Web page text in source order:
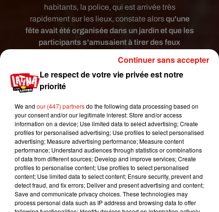
habitants, la police, qui est arrivée très
rapidement sur les lieux, constate alorsqu'une
fête avait été organisée dans un jardin et que les
participants s'amusaient à tirer des feux
Dix fêtards présents
Brent Meuleman, l
(l'équivalent du maire en France, ndlr),
s'est
indigné."La police est intervenue immédiatement
et a dressé des PV. Il y avait dix participants à la
fête. Six habitaient la maison, quatre étaient en
visite chez eux. Alors que tout le monde fournit de
gros efforts et que les professionnels de la santé
font le maximum pour sauver nos vies, un tel
comportement est irresponsable et inacceptable.
Nous ne le tolérons absolument pas!”", a-t-il en
effet déclaré. Même son de cloche du côté des
Le respect de votre vie privée est notre
priorité
We and our (447) partnersdo the following data processing based on
your consent and/or our legitimate interest: Store and/or access
information on a device; Use limited data to select advertising; Create
profiles for personalised advertising; Use profiles to select personalised
advertising; Measure advertising performance; Measure content
performance; Understand audiences through statistics or combinations
of data from different sources; Develop and improve services; Create
profiles to personalise content; Use profiles to select personalised
content; Use limited data to select content; Ensure security, prevent and
detect fraud, and fix errors; Deliver and present advertising and content;
Save and communicate privacy choices. These technologies may
process personal data such as IP address and browsing data to offer
Continuer sans accepter